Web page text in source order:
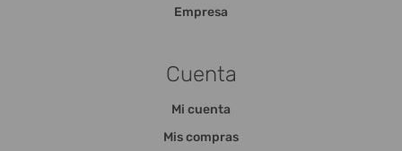
Empresa
Cuenta
Mi cuenta
Mis compras